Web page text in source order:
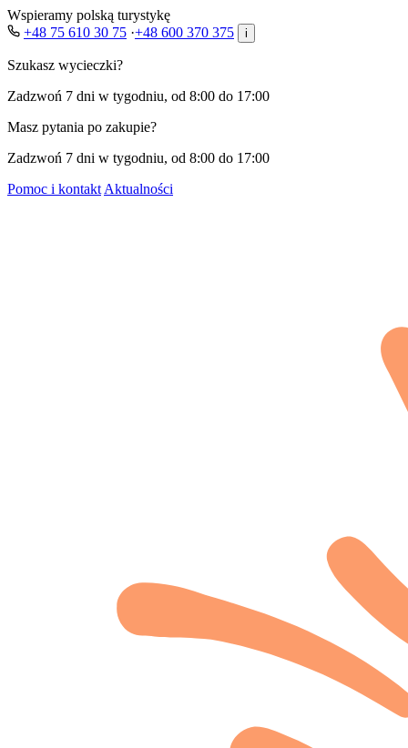
Wspieramy polską turystykę
+48 75 610 30 75 ·+48 600 370 375 i
Szukasz wycieczki?
Zadzwoń 7 dni w tygodniu, od 8:00 do 17:00
Masz pytania po zakupie?
Zadzwoń 7 dni w tygodniu, od 8:00 do 17:00
Pomoc i kontakt Aktualności